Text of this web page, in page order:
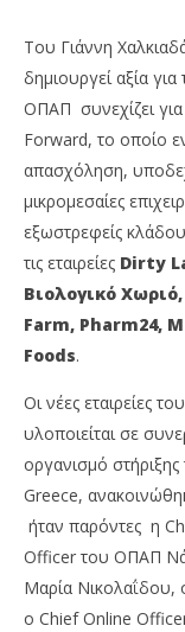
μικρομεσαίες
04/12/2022
pressroom
Του Γιάννη
δημιουργεί αξία
ΟΠΑΠ συνεχίζει
Forward, το οποίο
απασχόληση,
μικρομεσαίες
εξωστρεφείς
τις εταιρείες Dirty
Βιολογικό Χωριό,
Farm, Pharm24,
Foods.
Οι νέες εταιρείες
υλοποιείται σε
οργανισμό στήριξης
Greece,
ήταν παρόντες η
Officer του OΠΑΠ
Μαρία Νικολαΐδου,
ο Chief Online